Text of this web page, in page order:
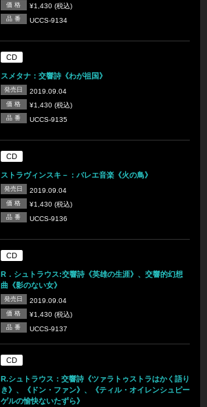
価 格 ¥1,430 (税込)
品 番 UCCS-9134
CD
スメタナ：交響詩《わが祖国》
発売日 2019.09.04
価 格 ¥1,430 (税込)
品 番 UCCS-9135
CD
ストラヴィンスキ－：バレエ音楽《火の鳥》
発売日 2019.09.04
価 格 ¥1,430 (税込)
品 番 UCCS-9136
CD
R．シュトラウス:交響詩《英雄の生涯》、交響的幻想
曲《影のない女》
発売日 2019.09.04
価 格 ¥1,430 (税込)
品 番 UCCS-9137
CD
R.シュトラウス：交響詩《ツァラトゥストラはかく語り
き》、《ドン・ファン》、《ティル・オイレンシュピー
ゲルの愉快ないたずら》